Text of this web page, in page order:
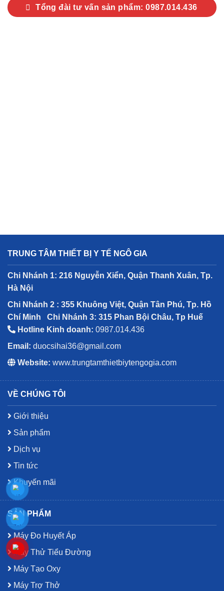
Tổng đài tư vấn sản phẩm: 0987.014.436
TRUNG TÂM THIẾT BỊ Y TẾ NGÔ GIA
Chi Nhánh 1: 216 Nguyễn Xiển, Quận Thanh Xuân, Tp.
Hà Nội
Chi Nhánh 2 : 355 Khuông Việt, Quận Tân Phú, Tp. Hồ
Chí Minh
Chi Nhánh 3: 315 Phan Bội Châu, Tp Huế
Hotline Kinh doanh: 0987.014.436
Email: duocsihai36@gmail.com
Website: www.trungtamthietbiytengogia.com
VỀ CHÚNG TÔI
Giới thiệu
Sản phẩm
Dịch vụ
Tin tức
Khuyến mãi
SẢN PHẨM
Máy Đo Huyết Áp
Máy Thử Tiểu Đường
Máy Tạo Oxy
Máy Trợ Thở